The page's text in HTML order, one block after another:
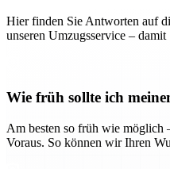
Hier finden Sie Antworten auf
unseren Umzugsservice –
Wie früh sollte ich
Am besten so früh wie möglich
Voraus. So können wir Ihren